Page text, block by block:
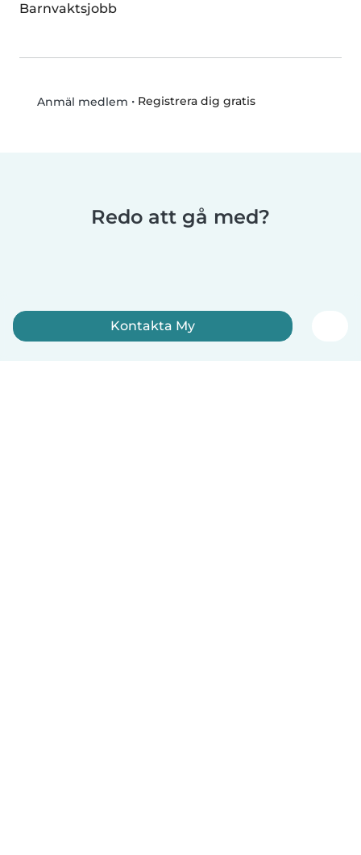
Barnvaktsjobb
Anmäl medlem • Registrera dig gratis
Redo att gå med?
Kontakta My